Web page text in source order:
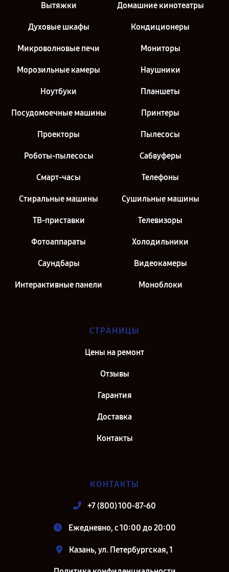
Вытяжки Домашние кинотеатры
Духовые шкафы Кондиционеры
Микроволновые печи Мониторы
Морозильные камеры Наушники
Ноутбуки Планшеты
Посудомоечные машины Принтеры
Проекторы Пылесосы
Роботы-пылесосы Сабвуферы
Смарт-часы Телефоны
Стиральные машины Сушильные машины
ТВ-приставки Телевизоры
Фотоаппараты Холодильники
Саундбары Видеокамеры
Интерактивные панели Моноблоки
СТРАНИЦЫ
Цены на ремонт
Отзывы
Гарантия
Доставка
Контакты
КОНТАКТЫ
+7 (800) 100-87-60
Ежедневно, с 10:00 до 20:00
Казань, ул. Петербургская, 1